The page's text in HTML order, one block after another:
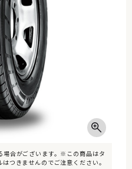
合がございます。※この商品はタ
つきませんのでご注意ください。